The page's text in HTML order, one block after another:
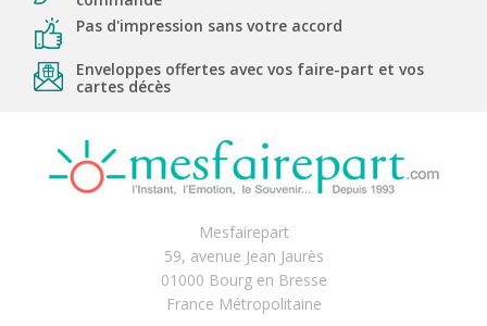
Pas d'impression sans votre accord
Enveloppes offertes avec vos faire-part et vos
cartes décès
Mesfairepart
59, avenue Jean Jaurès
01000 Bourg en Bresse
France Métropolitaine